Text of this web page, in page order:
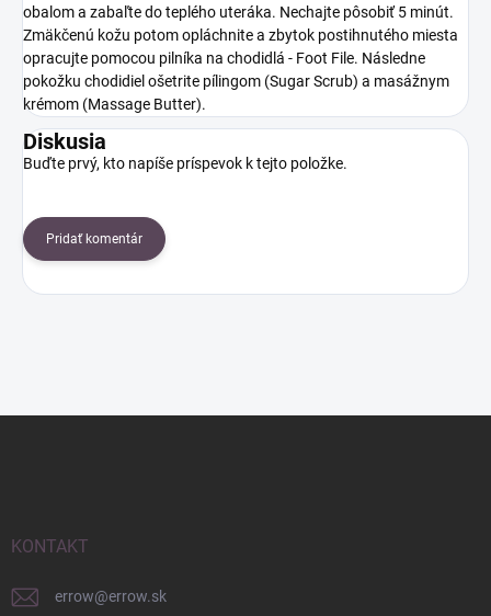
obalom a zabaľte do teplého uteráka. Nechajte pôsobiť 5 minút.
Zmäkčenú kožu potom opláchnite a zbytok postihnutého miesta
opracujte pomocou pilníka na chodidlá - Foot File. Následne
pokožku chodidiel ošetrite pílingom (Sugar Scrub) a masážnym
krémom (Massage Butter).
Diskusia
Buďte prvý, kto napíše príspevok k tejto položke.
Pridať komentár
KONTAKT
errow@errow.sk